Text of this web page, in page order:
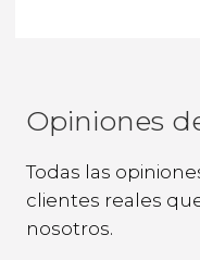
Opiniones
Todas las
clientes reales
nosotros.